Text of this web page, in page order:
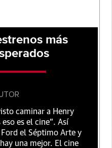
más
caminar a Henry
eso es el cine”. Así
el Séptimo Arte y
una mejor. El cine